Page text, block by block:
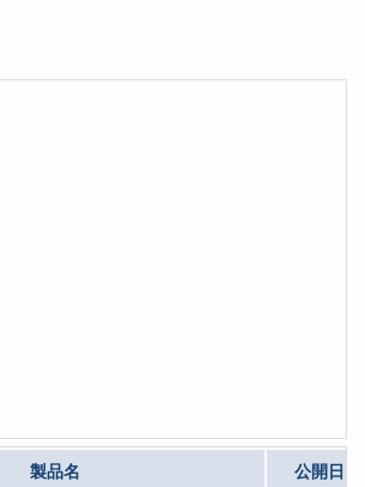
製品名 公開日